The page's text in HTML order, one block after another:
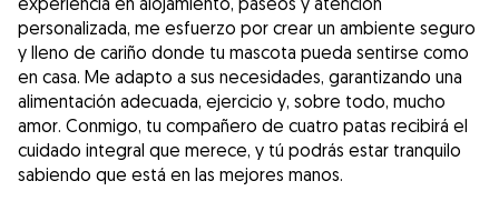
personalizada, me esfuerzo por crear un ambiente seguro
y lleno de cariño donde tu mascota pueda sentirse como
en casa. Me adapto a sus necesidades, garantizando una
alimentación adecuada, ejercicio y, sobre todo, mucho
amor. Conmigo, tu compañero de cuatro patas recibirá el
cuidado integral que merece, y tú podrás estar tranquilo
sabiendo que está en las mejores manos.